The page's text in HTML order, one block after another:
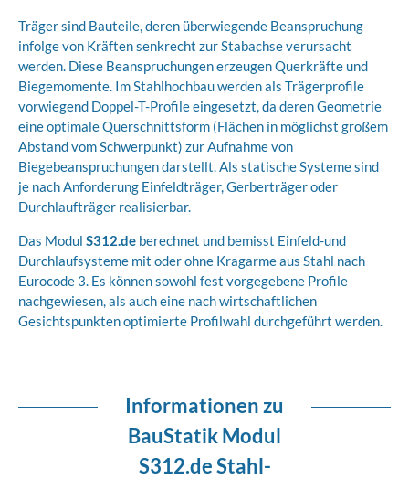
Träger sind Bauteile, deren überwiegende Beanspruchung
infolge von Kräften senkrecht zur Stab­achse verursacht
werden. Diese Beanspruchungen erzeugen Querkräfte und
Biege­momente. Im Stahlhochbau werden als Trägerprofile
vorwiegend Doppel-T-Profile eingesetzt, da deren Geometrie
eine optimale Querschnittsform (Flächen in möglichst großem
Abstand vom Schwerpunkt) zur Aufnahme von
Biegebeanspruchungen darstellt. Als statische Systeme sind
je nach Anforderung Einfeldträger, Gerberträger oder
Durchlaufträger realisierbar.
Das Modul S312.de berechnet und bemisst Einfeld-und
Durchlaufsysteme mit oder ohne Kragarme aus Stahl nach
Eurocode 3. Es können sowohl fest vorgegebene Profile
nachgewiesen, als auch eine nach wirtschaftlichen
Gesichtspunkten optimierte Profilwahl durchgeführt werden.
Informationen zu
BauStatik Modul
S312.de Stahl-